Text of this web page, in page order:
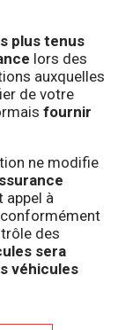
plustenus
lors des
auxquelles
de votre
fournir
ne modifie
appel à
conformément
des
sera
véhicules